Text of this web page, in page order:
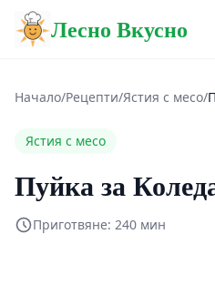
Лесно Вкусно
Начало/Рецепти/Ястия с месо/
Ястия с месо
Пуйка за
Приготвяне: 240 мин